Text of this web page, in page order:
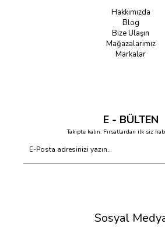
Hakkımızda
Blog
Bize Ulaşın
Mağazalarımız
Markalar
E - BÜLTEN
Takipte kalın. Fırsatlardan ilk siz
Sosyal